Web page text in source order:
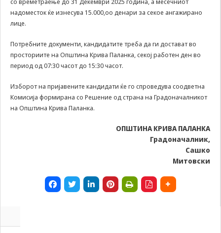
надоместок ќе изнесува 15.000,оо денари за секое ангажирано
лице.
Потребните документи, кандидатите треба да ги достават во
просториите на Општина Крива Паланка, секој работен ден во
период од 07:30 часот до 15:30 часот.
Изборот на пријавените кандидати ќе го спроведува соодветна
Комисија формирана со Решение од страна на Градоначалникот
на Општина Крива Паланка.
ОПШТИНА КРИВА ПАЛАНКА
Градоначалник,
Сашко
Митовски
Statistics
the
website's
structure,
based on
our website
to perform
as well as